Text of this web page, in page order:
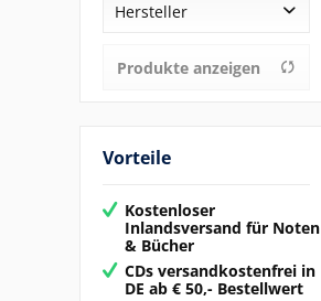
Hersteller
AK Records
Produkte anzeigen
Vorteile
Kostenloser
Inlandsversand für Noten
& Bücher
CDs versandkostenfrei in
DE ab € 50,- Bestellwert